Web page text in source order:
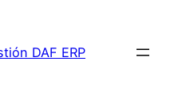
DAF ERP